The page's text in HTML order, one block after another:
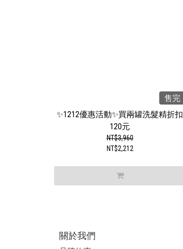
售完
✨1212優惠活動✨買兩罐洗髮精折扣
120元
NT$3,960
NT$2,212
關於我們